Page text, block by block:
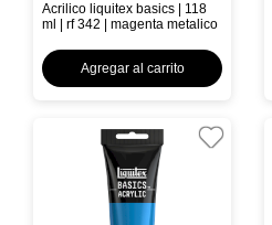
Acrilico liquitex basics | 118
ml | rf 342 | magenta metalico
Agregar al carrito